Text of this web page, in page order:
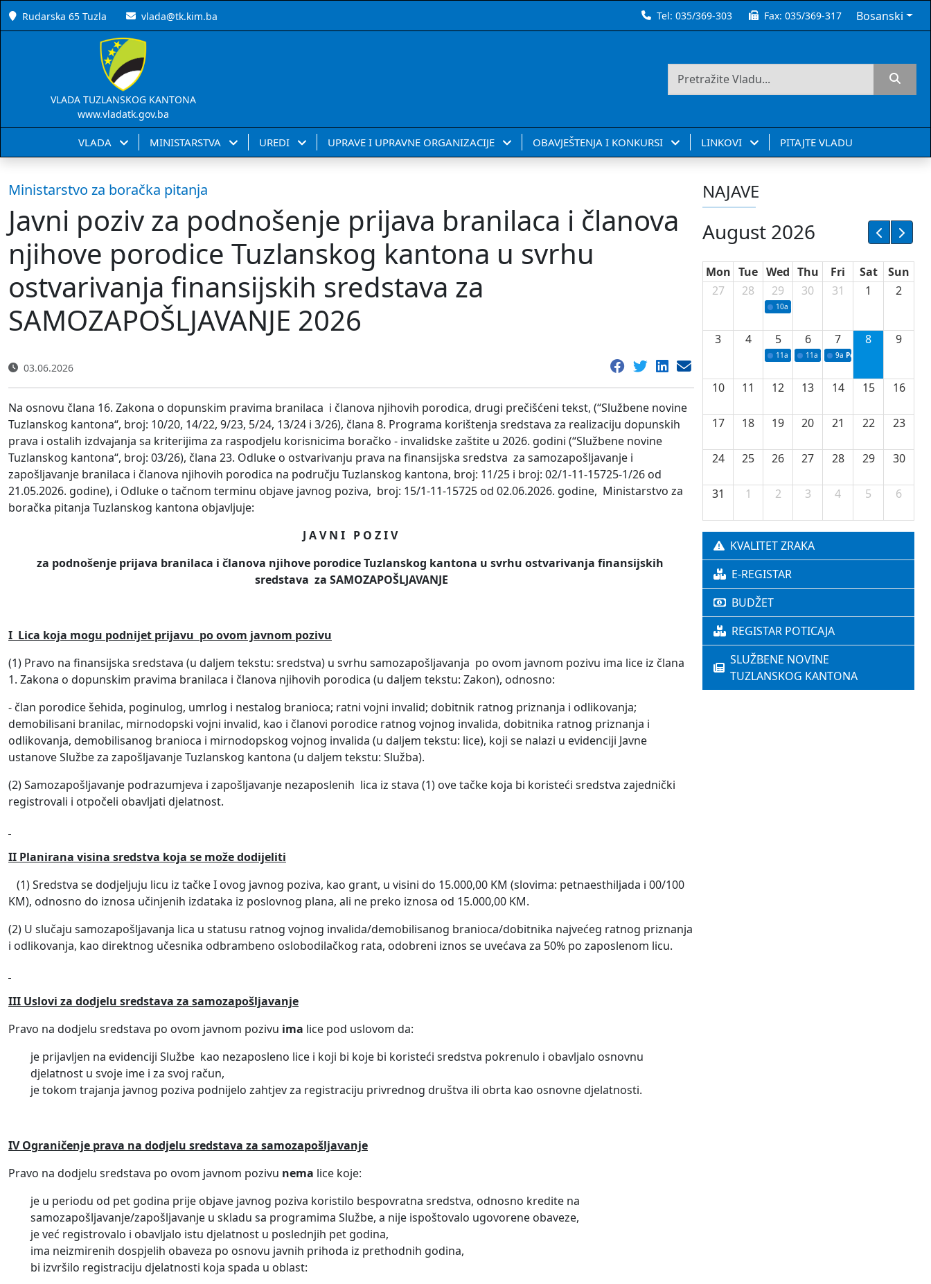
Rudarska 65 Tuzla vlada@tk.kim.ba Tel:035/369-303 Fax:035/369-317 Bosanski
VLADA TUZLANSKOG KANTONA
www.vladatk.gov.ba
VLADA MINISTARSTVA UREDI UPRAVE I UPRAVNE ORGANIZACIJE OBAVJEŠTENJA I KONKURSI LINKOVI PITAJTE VLADU
Ministarstvo za boračka pitanja
Javni poziv za podnošenje prijava branilaca i članova
njihove porodice Tuzlanskog kantona u svrhu
ostvarivanja finansijskih sredstava za
SAMOZAPOŠLJAVANJE 2026
03.06.2026
Na osnovu člana 16. Zakona o dopunskim pravima branilaca i članova njihovih porodica, drugi prečišćeni tekst, (“Službene novine
Tuzlanskog kantona“, broj: 10/20, 14/22, 9/23, 5/24, 13/24 i 3/26), člana 8. Programa korištenja sredstava za realizaciju dopunskih
prava i ostalih izdvajanja sa kriterijima za raspodjelu korisnicima boračko - invalidske zaštite u 2026. godini (“Službene novine
Tuzlanskog kantona“, broj: 03/26), člana 23. Odluke o ostvarivanju prava na finansijska sredstva za samozapošljavanje i
zapošljavanje branilaca i članova njihovih porodica na području Tuzlanskog kantona, broj: 11/25 i broj: 02/1-11-15725-1/26 od
21.05.2026. godine), i Odluke o tačnom terminu objave javnog poziva, broj: 15/1-11-15725 od 02.06.2026. godine, Ministarstvo za
boračka pitanja Tuzlanskog kantona objavljuje:
J A V N I P O Z I V
za podnošenje prijava branilaca i članova njihove porodice Tuzlanskog kantona u svrhu ostvarivanja finansijskih
sredstava za SAMOZAPOŠLJAVANJE
I Lica koja mogu podnijet prijavu po ovom javnom pozivu
(1) Pravo na finansijska sredstava (u daljem tekstu: sredstva) u svrhu samozapošljavanja po ovom javnom pozivu ima lice iz člana
1. Zakona o dopunskim pravima branilaca i članova njihovih porodica (u daljem tekstu: Zakon), odnosno:
- član porodice šehida, poginulog, umrlog i nestalog branioca; ratni vojni invalid; dobitnik ratnog priznanja i odlikovanja;
demobilisani branilac, mirnodopski vojni invalid, kao i članovi porodice ratnog vojnog invalida, dobitnika ratnog priznanja i
odlikovanja, demobilisanog branioca i mirnodopskog vojnog invalida (u daljem tekstu: lice), koji se nalazi u evidenciji Javne
ustanove Službe za zapošljavanje Tuzlanskog kantona (u daljem tekstu: Služba).
(2) Samozapošljavanje podrazumjeva i zapošljavanje nezaposlenih lica iz stava (1) ove tačke koja bi koristeći sredstva zajednički
registrovali i otpočeli obavljati djelatnost.
II Planirana visina sredstva koja se može dodijeliti
(1) Sredstva se dodjeljuju licu iz tačke I ovog javnog poziva, kao grant, u visini do 15.000,00 KM (slovima: petnaesthiljada i 00/100
KM), odnosno do iznosa učinjenih izdataka iz poslovnog plana, ali ne preko iznosa od 15.000,00 KM.
(2) U slučaju samozapošljavanja lica u statusu ratnog vojnog invalida/demobilisanog branioca/dobitnika najvećeg ratnog priznanja
i odlikovanja, kao direktnog učesnika odbrambeno oslobodilačkog rata, odobreni iznos se uvećava za 50% po zaposlenom licu.
III Uslovi za dodjelu sredstava za samozapošljavanje
Pravo na dodjelu sredstava po ovom javnom pozivu ima lice pod uslovom da:
je prijavljen na evidenciji Službe kao nezaposleno lice i koji bi koje bi koristeći sredstva pokrenulo i obavljalo osnovnu
djelatnost u svoje ime i za svoj račun,
je tokom trajanja javnog poziva podnijelo zahtjev za registraciju privrednog društva ili obrta kao osnovne djelatnosti.
IVOgraničenje prava na dodjelu sredstava za samozapošljavanje
Pravo na dodjelu sredstava po ovom javnom pozivu nema lice koje:
je u periodu od pet godina prije objave javnog poziva koristilo bespovratna sredstva, odnosno kredite na
samozapošljavanje/zapošljavanje u skladu sa programima Službe, a nije ispoštovalo ugovorene obaveze,
je već registrovalo i obavljalo istu djelatnost u poslednjih pet godina,
ima neizmirenih dospjelih obaveza po osnovu javnih prihoda iz prethodnih godina,
bi izvršilo registraciju djelatnosti koja spada u oblast:
NAJAVE
August 2026
Mon Tue Wed Thu Fri Sat
Sun
27
28 29
10a Potpisivanje ugovora sa neprofitnim
30 31 1 2
3 4 5
11a Potpisivanje ugovora o stipendijama
6
11a Podrška razvoju vodne
7
9a Početak izgradnje nove
8 9
10 11 12 13 14 15 16
17 18 19 20 21 22 23
24 25 26 27 28 29 30
31 1 2 3 4 5 6
KVALITET ZRAKA
E-REGISTAR
BUDŽET
REGISTAR POTICAJA
SLUŽBENE NOVINE
TUZLANSKOG KANTONA